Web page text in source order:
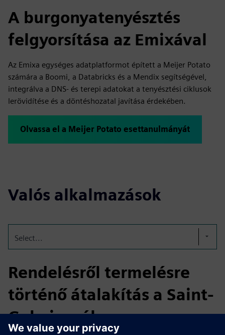
A burgonyatenyésztés
felgyorsítása az Emixával
Az Emixa egységes adatplatformot épített a Meijer Potato
számára a Boomi, a Databricks és a Mendix segítségével,
integrálva a DNS- és terepi adatokat a tenyésztési ciklusok
lerövidítése és a döntéshozatal javítása érdekében.
Olvassa el a Meijer Potato esettanulmányát
Valós alkalmazások
Select...
Rendelésről termelésre
történő átalakítás a Saint-
Gobain-nál